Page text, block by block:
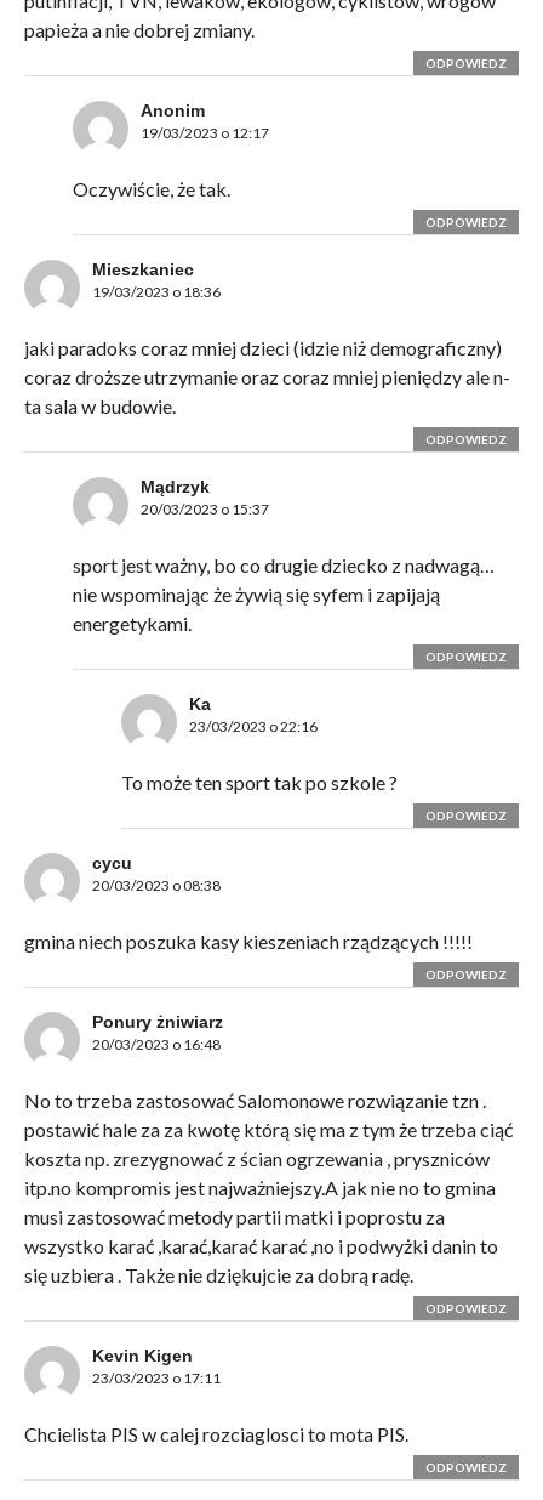
papieża a nie dobrej zmiany.
ODPOWIEDZ
Anonim
19/03/2023 o 12:17
Oczywiście, że tak.
ODPOWIEDZ
Mieszkaniec
19/03/2023 o 18:36
jaki paradoks coraz mniej dzieci (idzie niż demograficzny)
coraz droższe utrzymanie oraz coraz mniej pieniędzy ale n-
ta sala w budowie.
ODPOWIEDZ
Mądrzyk
20/03/2023 o 15:37
sport jest ważny, bo co drugie dziecko z nadwagą…
nie wspominając że żywią się syfem i zapijają
energetykami.
ODPOWIEDZ
Ka
23/03/2023 o 22:16
To może ten sport tak po szkole ?
ODPOWIEDZ
cycu
20/03/2023 o 08:38
gmina niech poszuka kasy kieszeniach rządzących !!!!!
ODPOWIEDZ
Ponury żniwiarz
20/03/2023 o 16:48
No to trzeba zastosować Salomonowe rozwiązanie tzn .
postawić hale za za kwotę którą się ma z tym że trzeba ciąć
koszta np. zrezygnować z ścian ogrzewania , pryszniców
itp.no kompromis jest najważniejszy.A jak nie no to gmina
musi zastosować metody partii matki i poprostu za
wszystko karać ,karać,karać karać ,no i podwyżki danin to
się uzbiera . Także nie dziękujcie za dobrą radę.
ODPOWIEDZ
Kevin Kigen
23/03/2023 o 17:11
Chcielista PIS w calej rozciaglosci to mota PIS.
ODPOWIEDZ